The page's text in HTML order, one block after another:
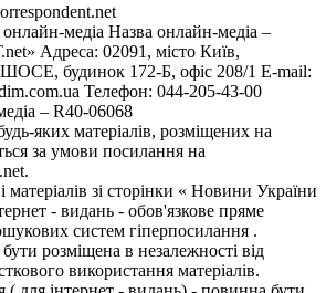
медіа Назва онлайн-медіа –
Адреса: 02091, місто Київ,
будинок 172-Б, офіс 208/1 E-mail:
Телефон: 044-205-43-00
– R40-06068
яких матеріалів, розміщених на
за умови посилання на
зі сторінки « Новини України
- видань - обов'язкове пряме
систем гіперпосилання .
розміщена в незалежності від
використання матеріалів.